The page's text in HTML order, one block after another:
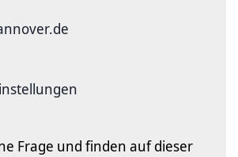
Frage und finden auf dieser